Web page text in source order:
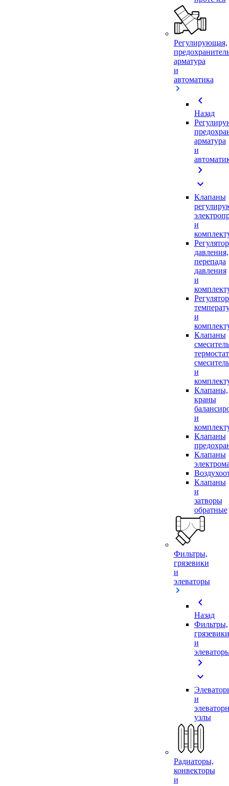
Регулирующая,
арматура
и
автоматика
chevron_left
Назад
арматура
и
chevron_right
expand_more
Клапаны
и
давления,
перепада
давления
и
и
Клапаны
и
Клапаны,
краны
и
Клапаны
Клапаны
Клапаны
и
затворы
обратные
Фильтры,
грязевики
и
элеваторы
chevron_left
Назад
Фильтры,
грязевики
и
chevron_right
expand_more
и
узлы
Радиаторы,
конвекторы
и